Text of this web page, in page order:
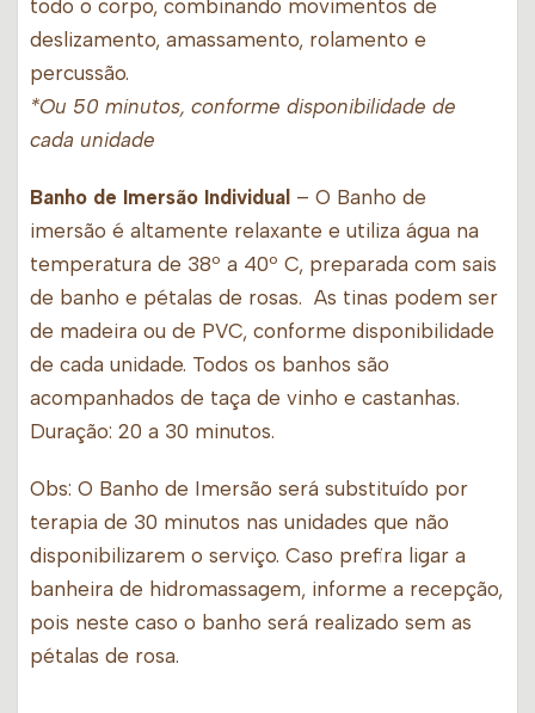
todo o corpo, combinando movimentos de
deslizamento, amassamento, rolamento e
percussão.
*Ou 50 minutos, conforme disponibilidade de
cada unidade
Banho de Imersão Individual – O Banho de
imersão é altamente relaxante e utiliza água na
temperatura de 38º a 40º C, preparada com sais
de banho e pétalas de rosas. As tinas podem ser
de madeira ou de PVC, conforme disponibilidade
de cada unidade. Todos os banhos são
acompanhados de taça de vinho e castanhas.
Duração: 20 a 30 minutos.
Obs: O Banho de Imersão será substituído por
terapia de 30 minutos nas unidades que não
disponibilizarem o serviço. Caso prefira ligar a
banheira de hidromassagem, informe a recepção,
pois neste caso o banho será realizado sem as
pétalas de rosa.